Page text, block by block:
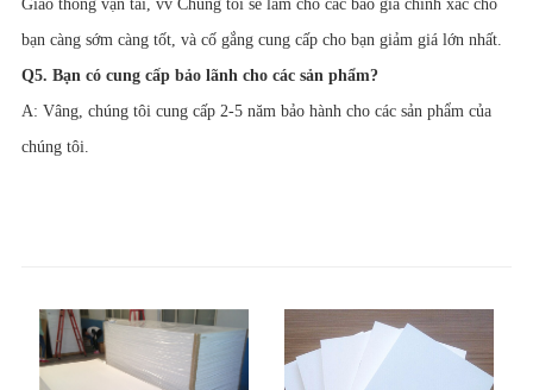
Giao thông vận tải, vv Chúng tôi sẽ làm cho các báo giá chính xác cho
bạn càng sớm càng tốt, và cố gắng cung cấp cho bạn giảm giá lớn nhất.
Q5. Bạn có cung cấp bảo lãnh cho các sản phẩm?
A: Vâng, chúng tôi cung cấp 2-5 năm bảo hành cho các sản phẩm của
chúng tôi.